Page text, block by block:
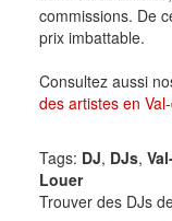
commissions. De
prix imbattable.
Consultez aussi
des artistes en
Tags: DJ, DJs,
Louer
Trouver des DJs